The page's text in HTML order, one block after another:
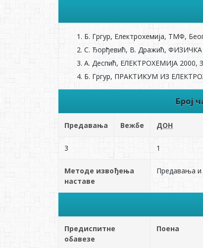
Б. Гргур, Електрохемија, ТМФ,
С. Ђорђевић, В. Дражић, ФИЗИЧКА
А. Деспић, ЕЛЕКTРОХЕMИJА 2000,
Б. Гргур, ПРАКTИКУM ИЗ
Број
Предавања Вежбе ДОН
3 1
Методе извођења
наставе
Предавања и
Предиспитне
обавезе
Поена